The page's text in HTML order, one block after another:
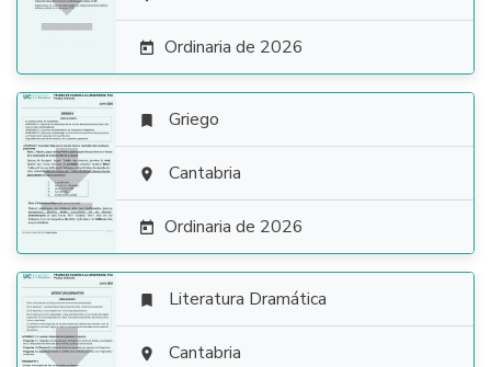
 Ordinaria de 2026

 Griego
 Cantabria
 Ordinaria de 2026
 Literatura Dramática
 Cantabria